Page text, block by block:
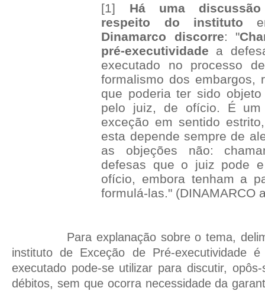
[1] Há
uma
respeito do instituto
Dinamarco discorre: "
pré-executividade a
executado no processo
formalismo dos embargos,
que poderia ter sido
pelo juiz, de ofício. É um
exceção em sentido
esta depende sempre de
as objeções não:
defesas que o juiz pode
ofício, embora tenham a
formulá-las." (DINAMARCO
Para explanação sobre o tema,
instituto de Exceção de Pré-executividade
executado pode-se utilizar para discutir,
débitos, sem que ocorra necessidade da